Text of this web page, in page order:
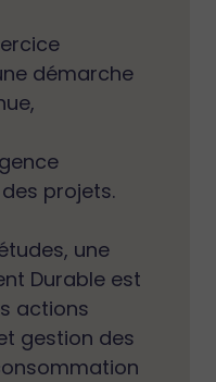
démarche
projets.
une
Durable est
actions
gestion des